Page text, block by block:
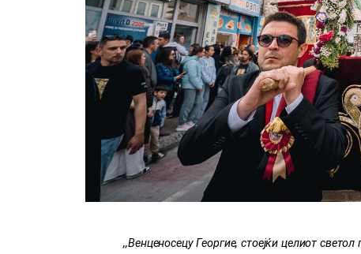
,,Венценосецу Георгие, стоејќи целиот